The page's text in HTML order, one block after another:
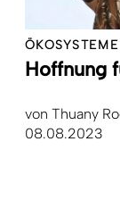
ÖKOSYSTEME
Hoffnung
von Thuany
08.08.2023